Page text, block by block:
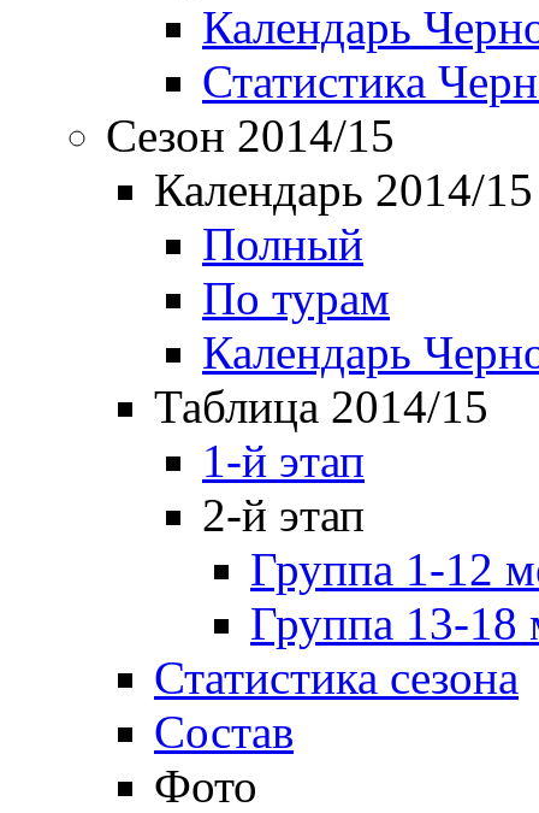
Календарь
Статистика
Сезон 2014/15
Календарь 2014/15
Полный
По турам
Календарь
Таблица 2014/15
1-й этап
2-й этап
Группа 1-12
Группа 13-18
Статистика сезона
Состав
Фото